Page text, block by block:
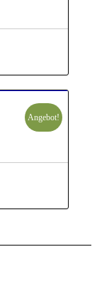
Angebot!